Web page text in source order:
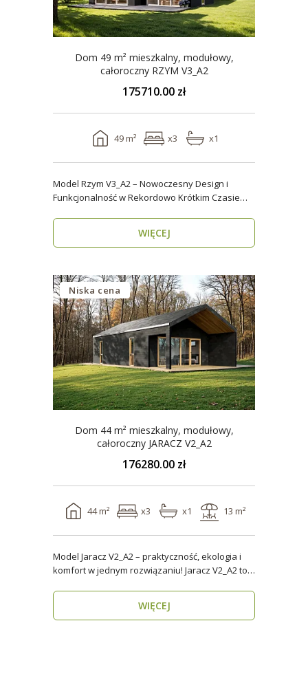
Dom 49 m² mieszkalny, modułowy,
całoroczny RZYM V3_A2
175710.00 zł
49 m² x3 x1
Model Rzym V3_A2 – Nowoczesny Design i
Funkcjonalność w Rekordowo Krótkim Czasie
WIĘCEJ
Niska cena
Dom 44 m² mieszkalny, modułowy,
całoroczny JARACZ V2_A2
176280.00 zł
44 m² x3 x1 13 m²
Model Jaracz V2_A2 – praktyczność, ekologia i
komfort w jednym rozwiązaniu! Jaracz V2_A2 to
WIĘCEJ